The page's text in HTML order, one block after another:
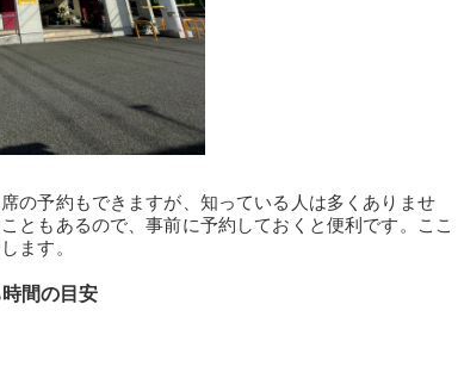
の予約もできますが、知っている人は多くありませ
ともあるので、事前に予約しておくと便利です。ここ
ます。
間の目安